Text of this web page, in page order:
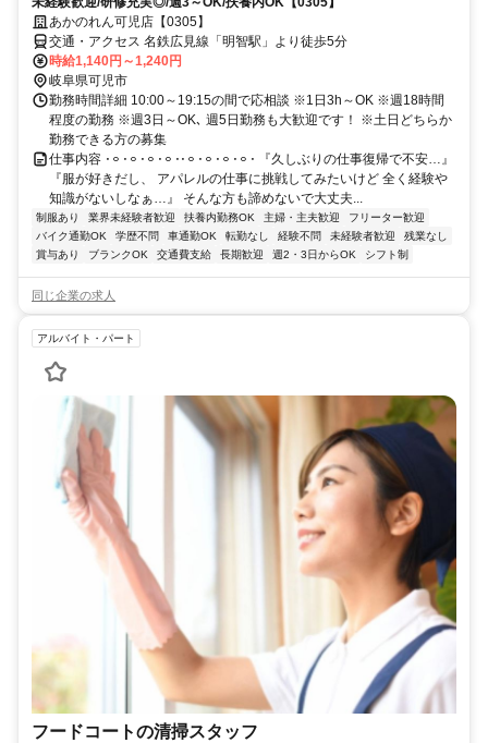
あかのれん可児店【0305】
交通・アクセス 名鉄広見線「明智駅」より徒歩5分
時給1,140円～1,240円
岐阜県可児市
勤務時間詳細 10:00～19:15の間で応相談 ※1日3h～OK ※週18時間
程度の勤務 ※週3日～OK､ 週5日勤務も大歓迎です！ ※土日どちらか
勤務できる方の募集
仕事内容 𐄁𐄙𐄁𐄙𐄁𐄙𐄁𐄙𐄁𐄁𐄙𐄁𐄙𐄁𐄙𐄁𐄙𐄁 『久しぶりの仕事復帰で不安…』
『服が好きだし、 アパレルの仕事に挑戦してみたいけど 全く経験や
知識がないしなぁ…』 そんな方も諦めないで大丈夫...
制服あり 業界未経験者歓迎 扶養内勤務OK 主婦・主夫歓迎
フリーター歓迎
バイク通勤OK
学歴不問 車通勤OK 転勤なし 経験不問 未経験者歓迎
残業なし
賞与あり
ブランクOK 交通費支給 長期歓迎 週2・3日からOK シフト制
同じ企業の求人
アルバイト・パート
フードコートの清掃スタッフ